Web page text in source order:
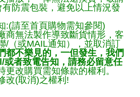
防震包裝，避免以上情況發
:(請至首頁購物需知參閱)
商無法製作導致斷貨情形，客
/（或MAIL通知），並取消訂
都不樂見的，一但發生，我們
或者致電告知，請務必留意任
更改購買需知條款的權利。
改(取消)之權利!